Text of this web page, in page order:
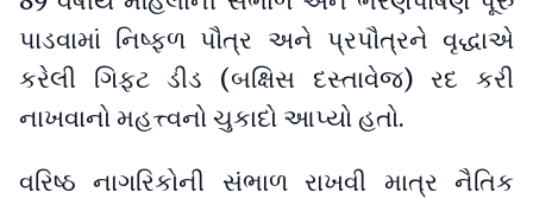
પાડવામાં નિષ્ફળ પૌત્ર અને પ્રપૌત્રને વૃદ્ધાએ
કરેલી ગિફ્ટ ડીડ (બક્ષિસ દસ્તાવેજ) રદ કરી
નાખવાનો મહત્ત્વનો ચુકાદો આપ્યો હતો.
વરિષ્ઠ નાગરિકોની સંભાળ રાખવી માત્ર નૈતિક